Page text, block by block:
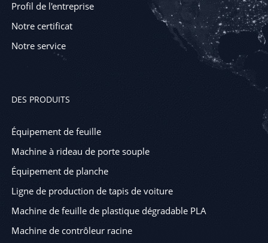
Profil de l'entreprise
Notre certificat
Notre service
DES PRODUITS
Équipement de feuille
Machine à rideau de porte souple
Équipement de planche
Ligne de production de tapis de voiture
Machine de feuille de plastique dégradable PLA
Machine de contrôleur racine